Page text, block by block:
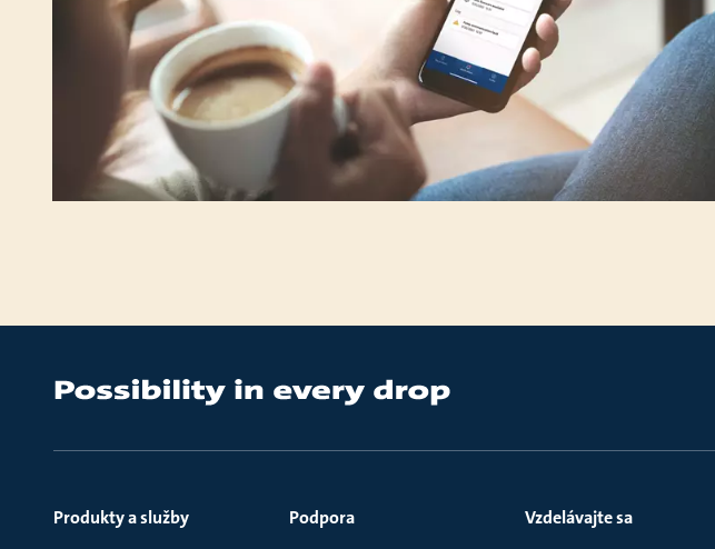
Produkty a služby
Podpora
Vzdelávajte sa